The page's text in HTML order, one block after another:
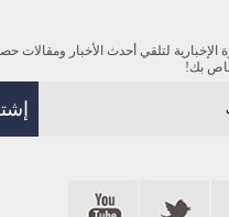
لتلقي أحدث الأخبار ومقالات
بك!